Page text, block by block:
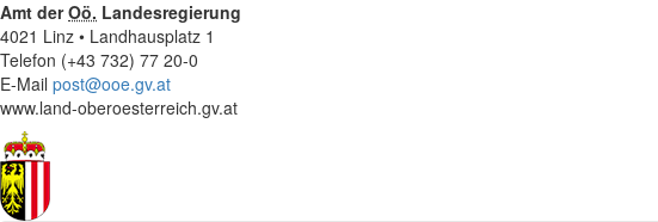
Amt derOö. Landesregierung
4021 Linz • Landhausplatz 1
Telefon (+43 732) 77 20-0
E-Mail post@ooe.gv.at
www.land-oberoesterreich.gv.at